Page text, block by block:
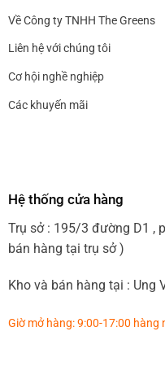
Về Công ty TNHH The Greens
Liên hệ với chúng tôi
Cơ hội nghề nghiệp
Các khuyến mãi
Hệ thống cửa hàng
Trụ sở : 195/3 đường D1 ,
bán hàng tại trụ sở )
Kho và bán hàng tại : Ung
Giờ mở hàng: 9:00-17:00 hàng